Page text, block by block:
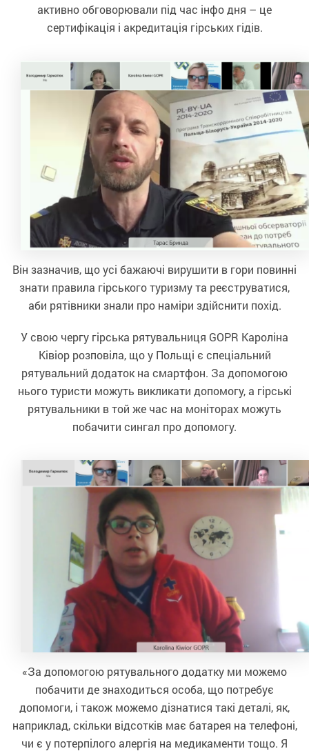
активно обговорювали під час інфо дня – це
сертифікація і акредитація гірських гідів.
Він зазначив, що усі бажаючі вирушити в гори повинні
знати правила гірського туризму та реєструватися,
аби рятівники знали про наміри здійснити похід.
У свою чергу гірська рятувальниця GOPR Кароліна
Ківіор розповіла, що у Польщі є спеціальний
рятувальний додаток на смартфон. За допомогою
нього туристи можуть викликати допомогу, а гірські
рятувальники в той же час на моніторах можуть
побачити сингал про допомогу.
«За допомогою рятувального додатку ми можемо
побачити де знаходиться особа, що потребує
допомоги, і також можемо дізнатися такі деталі, як,
наприклад, скільки відсотків має батарея на телефоні,
чи є у потерпілого алергія на медикаменти тощо. Я